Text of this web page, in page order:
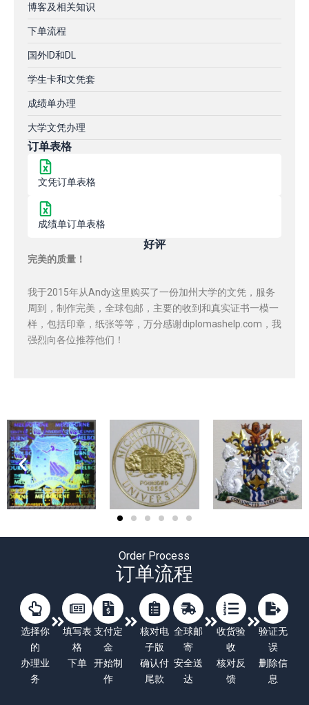
博客及相关知识
下单流程
国外ID和DL
学生卡和文凭套
成绩单办理
大学文凭办理
订单表格
文凭订单表格
成绩单订单表格
好评
完美的质量！
我于2015年从Andy这里购买了一份加州大学的文凭，服务
周到，制作完美，全球包邮，主要的收到和真实证书一模一
样，包括印章，纸张等等，万分感谢diplomashelp.com，我
强烈向各位推荐他们！
Order Process
订单流程
选择你
的
办理业
务
填写表
格
下单
支付定
金
开始制
作
核对电
子版
确认付
尾款
全球邮
寄
安全送
达
收货验
收
核对反
馈
验证无
误
删除信
息